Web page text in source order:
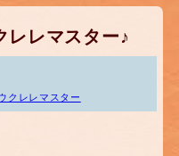
レレマスター♪
クレレマスター